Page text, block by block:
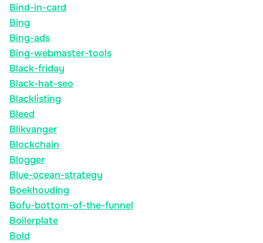
Bind-in-card
Bing
Bing-ads
Bing-webmaster-tools
Black-friday
Black-hat-seo
Blacklisting
Bleed
Blikvanger
Blockchain
Blogger
Blue-ocean-strategy
Boekhouding
Bofu-bottom-of-the-funnel
Boilerplate
Bold